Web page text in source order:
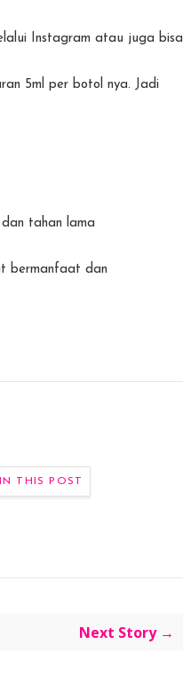
Instagram atau juga bisa
5ml per botol nya. Jadi
tahan lama
bermanfaat dan
THIS POST
Next Story →